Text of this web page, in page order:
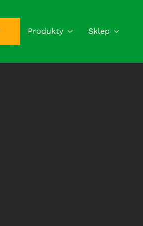
Produkty Sklep